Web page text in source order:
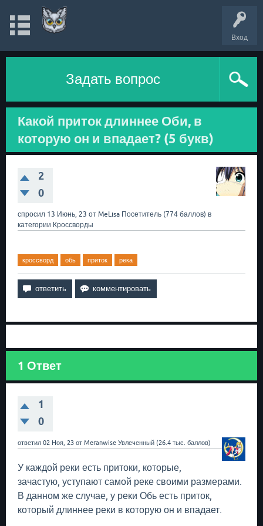
Вход
Задать вопрос
Какой приток длиннее Оби, в
которую он и впадает? (5 букв)
2
0
спросил 13 Июнь, 23 от MeLisa Посетитель (774 баллов) в
категории Кроссворды
кроссворд обь приток река
1 Ответ
1
0
ответил 02 Ноя, 23 от Meranwise Увлеченный (26.4 тыс. баллов)
У каждой реки есть притоки, которые,
зачастую, уступают самой реке своими размерами.
В данном же случае, у реки Обь есть приток,
который длиннее реки в которую он и впадает.